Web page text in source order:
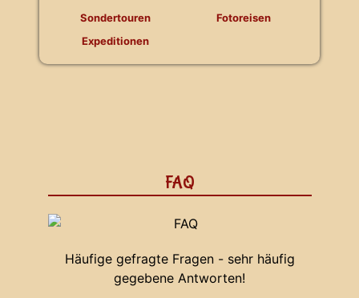
Sondertouren
Expeditionen
Fotoreisen
FAQ
Häufige gefragte Fragen - sehr häufig
gegebene Antworten!